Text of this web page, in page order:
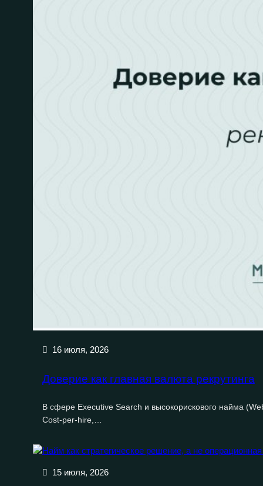
16 июля, 2026
Доверие как главная валюта рекрутинга
В сфере Executive Search и высокорискового найма
Cost-per-hire,…
15 июля, 2026